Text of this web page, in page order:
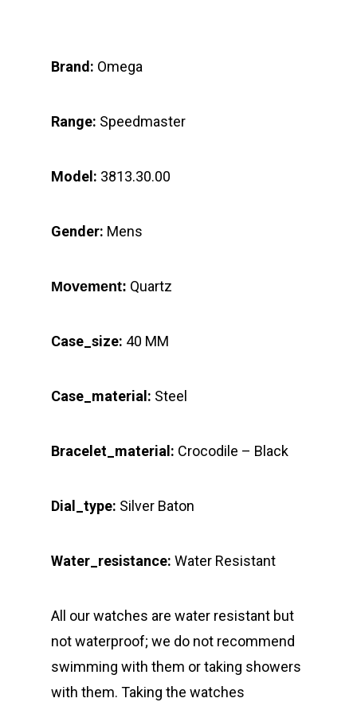
Brand: Omega
Range: Speedmaster
Model: 3813.30.00
Gender: Mens
Movement: Quartz
Case_size: 40 MM
Case_material: Steel
Bracelet_material: Crocodile – Black
Dial_type: Silver Baton
Water_resistance: Water Resistant
All our watches are water resistant but
not waterproof; we do not recommend
swimming with them or taking showers
with them. Taking the watches